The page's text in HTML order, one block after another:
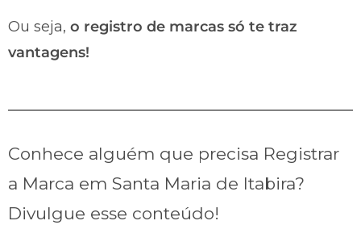
Ou seja, o registro de marcas só te traz
vantagens!
Conhece alguém que precisa Registrar
a Marca em Santa Maria de Itabira?
Divulgue esse conteúdo!